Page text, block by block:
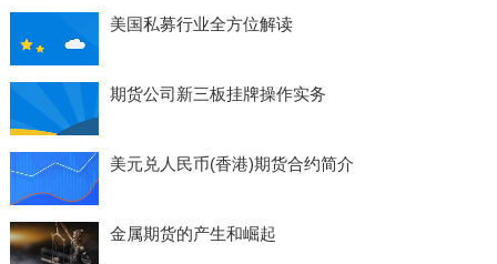
美国私募行业全方位解读
期货公司新三板挂牌操作实务
美元兑人民币(香港)期货合约简介
金属期货的产生和崛起